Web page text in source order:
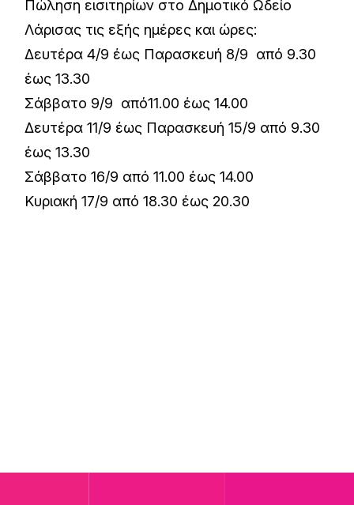
Πώληση εισιτηρίων στο Δημοτικό Ωδείο
Λάρισας τις εξής ημέρες και ώρες:
Δευτέρα 4/9 έως Παρασκευή 8/9 από 9.30
έως 13.30
Σάββατο 9/9 από11.00 έως 14.00
Δευτέρα 11/9 έως Παρασκευή 15/9 από 9.30
έως 13.30
Σάββατο 16/9 από 11.00 έως 14.00
Κυριακή 17/9 από 18.30 έως 20.30